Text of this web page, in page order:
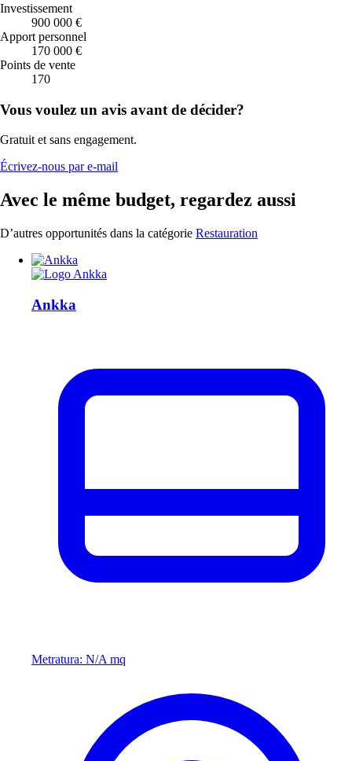
Investissement
900 000 €
Apport personnel
170 000 €
Points de vente
170
Vous voulez un avis avant de décider?
Gratuit et sans engagement.
Écrivez-nous par e-mail
Avec le même budget, regardez aussi
D’autres opportunités dans la catégorie Restauration
Ankka
Metratura: N/A mq